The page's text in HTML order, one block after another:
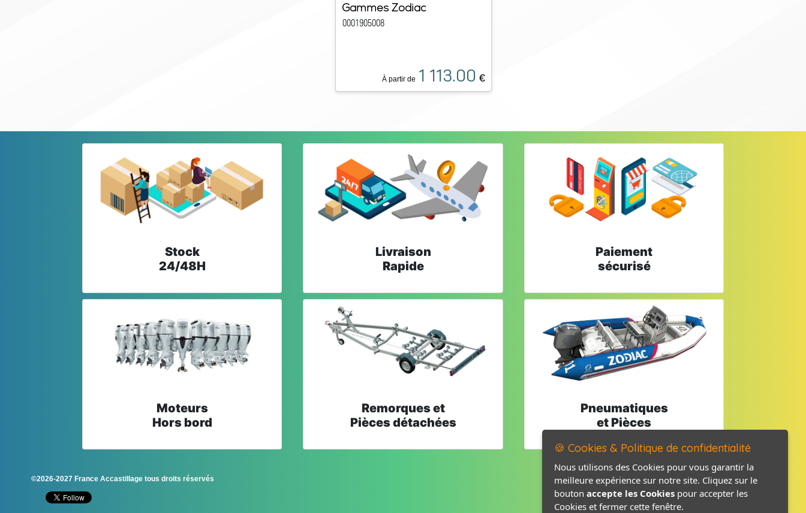
Gammes Zodiac
0001905008
À partir de 1 113.00 €
Stock
24/48H
Livraison
Rapide
Paiement
sécurisé
Moteurs
Hors bord
Remorques et
Pièces détachées
Pneumatiques
et Pièces
©2026-2027 France Accastillage tous droits réservés Mentions légales
Politique de confidentialité
🍪 Cookies & Politique de confidentialité
Nous utilisons des Cookies pour vous garantir la
meilleure expérience sur notre site. Cliquez sur le
bouton accepte les Cookies pour accepter les
Cookies et fermer cette fenêtre.